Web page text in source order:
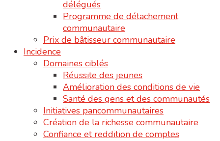
délégués
Programme de détachement
communautaire
Prix de bâtisseur communautaire
Incidence
Domaines ciblés
Réussite des jeunes
Amélioration des conditions de vie
Santé des gens et des communautés
Initiatives pancommunautaires
Création de la richesse communautaire
Confiance et reddition de comptes